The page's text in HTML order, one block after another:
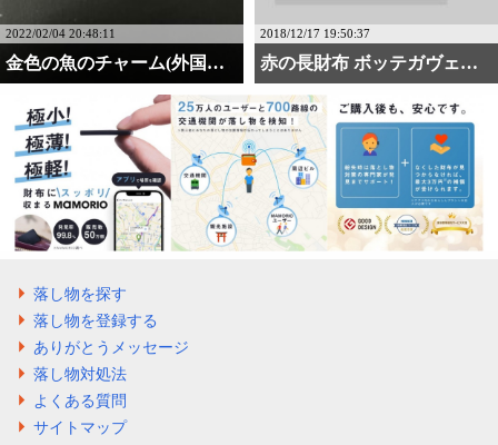
2022/02/04 20:48:11
金色の魚のチャーム(外国・・・
2018/12/17 19:50:37
赤の長財布 ボッテガヴェネタ
落し物を探す
落し物を登録する
ありがとうメッセージ
落し物対処法
よくある質問
サイトマップ